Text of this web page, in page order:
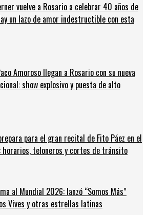
vuelve a Rosario a celebrar 40 años de
un lazo de amor indestructible con esta
Amoroso llegan a Rosario con su nueva
show explosivo y puesta de alto
para el gran recital de Fito Páez en el
horarios, teloneros y cortes de tránsito
al Mundial 2026: lanzó “Somos Más”
Vives y otras estrellas latinas